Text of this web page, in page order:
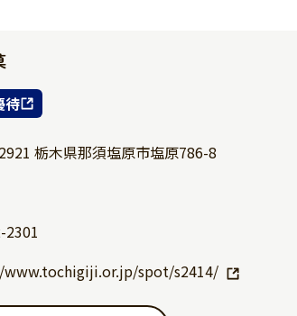
待
栃木県那須塩原市塩原786-8
2301
spot/s2414/